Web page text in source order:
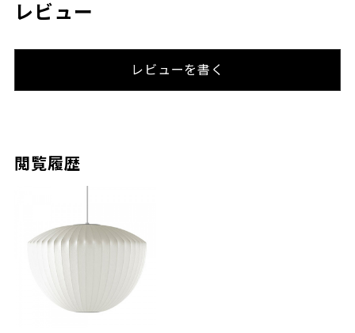
レビュー
レビューを書く
閲覧履歴